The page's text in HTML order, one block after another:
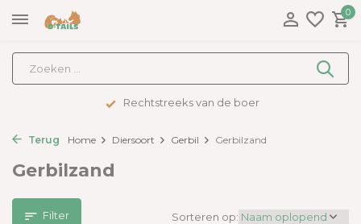
0
Advies op maat
Terug Home Diersoort Gerbil Gerbilzand
Gerbilzand
Filter Sorteren op: